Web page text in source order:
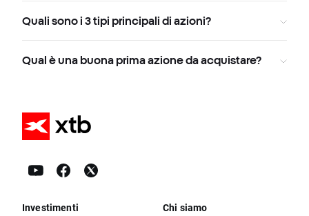
Quali sono i 3 tipi principali di azioni?
Qual è una buona prima azione da acquistare?
Investimenti Chi siamo